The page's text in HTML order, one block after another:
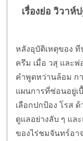
เรื่องย่อ วิวาห์
หลังอุบัติเหตุของ ที
ครึม เมื่อ วสุ และพ่
คำพูดหว่านล้อม ก
แผนการที่ซ่อนอยู่เ
เลือกปกป้อง โรส
ดูแลอย่างลับ ๆ แล
ของไร่ชมจันทร์อา